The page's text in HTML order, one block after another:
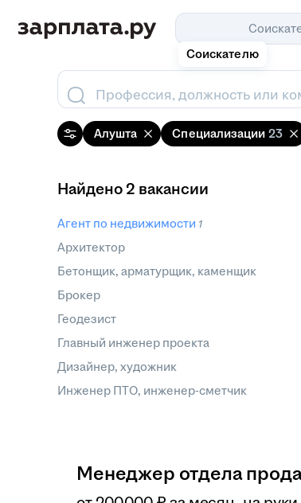
Соискателю
Профессия, должность или
Алушта Специализации 23
Найдено 2 вакансии
Агент по недвижимости 1
Архитектор
Бетонщик, арматурщик, каменщик
Брокер
Геодезист
Главный инженер проекта
Дизайнер, художник
Инженер ПТО, инженер-сметчик
Менеджер отдела